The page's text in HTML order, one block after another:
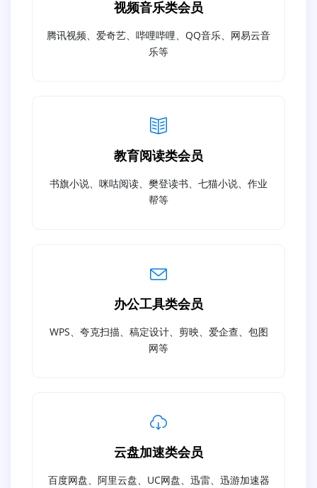
视频音乐类会员
腾讯视频、爱奇艺、哔哩哔哩、QQ音乐、网易云音
乐等
教育阅读类会员
书旗小说、咪咕阅读、樊登读书、七猫小说、作业
帮等
办公工具类会员
WPS、夸克扫描、稿定设计、剪映、爱企查、包图
网等
云盘加速类会员
百度网盘、阿里云盘、UC网盘、迅雷、迅游加速器